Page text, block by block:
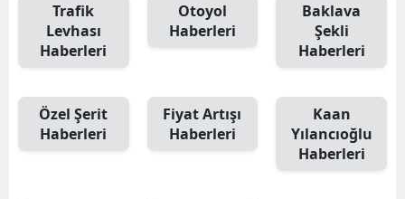
Trafik
Levhası
Haberleri
Otoyol
Haberleri
Baklava
Şekli
Haberleri
Özel Şerit
Haberleri
Fiyat Artışı
Haberleri
Kaan
Yılancıoğlu
Haberleri